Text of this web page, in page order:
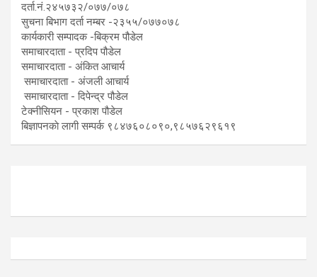
दर्ता.नं.२४५७३२/०७७/०७८
सुचना बिभाग दर्ता नम्बर -२३५५/०७७०७८
कार्यकारी सम्पादक -बिक्रम पौडेल
समाचारदाता - प्रदिप पौडेल
समाचारदाता - अंकित आचार्य
समाचारदाता - अंजली आचार्य
समाचारदाता - दिपेन्द्र पौडेल
टेक्नीसियन - प्रकाश पौडेल
बिज्ञापनकाे लागी सम्पर्क ९८४७६०८०९०,९८५७६२९६१९